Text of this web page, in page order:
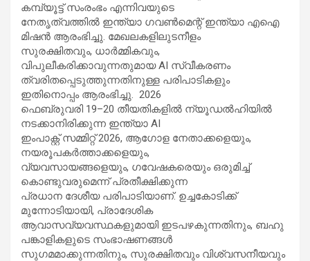
കമ്പ്യൂട്ട് സംരംഭം എന്നിവയുടെ
നേതൃത്വത്തിൽ ഇന്ത്യാ ഗവൺമെന്റ് ഇന്ത്യാ എഐ
മിഷൻ ആരംഭിച്ചു. മേഖലകളിലുടനീളം
സുരക്ഷിതവും, ധാർമ്മികവും,
വിപുലീകരിക്കാവുന്നതുമായ AI സ്വീകരണം
ത്വരിതപ്പെടുത്തുന്നതിനുള്ള പരിപാടികളും
ഇതിനൊപ്പം ആരംഭിച്ചു. 2026
ഫെബ്രുവരി 19–20 തീയതികളിൽ ന്യൂഡൽഹിയിൽ
നടക്കാനിരിക്കുന്ന ഇന്ത്യാ AI
ഇംപാക്റ്റ് സമ്മിറ്റ് 2026, ആഗോള നേതാക്കളെയും,
നയരൂപകർത്താക്കളെയും,
വ്യവസായങ്ങളെയും, ഗവേഷകരെയും ഒരുമിച്ച്
കൊണ്ടുവരുമെന്ന് പ്രതീക്ഷിക്കുന്ന
പ്രധാന ദേശീയ പരിപാടിയാണ്. ഉച്ചകോടിക്ക്
മുന്നോടിയായി, പ്രാദേശിക
ആവാസവ്യവസ്ഥകളുമായി ഇടപഴകുന്നതിനും, ബഹു
പങ്കാളികളുടെ സംഭാഷണങ്ങൾ
സുഗമമാക്കുന്നതിനും, സുരക്ഷിതവും വിശ്വസനീയവും